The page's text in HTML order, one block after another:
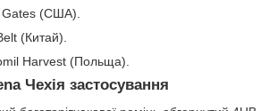
(США).
(Китай).
Harvest (Польща).
Чехія застосування